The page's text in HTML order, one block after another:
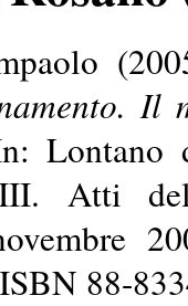
Il
Lontano
Atti del
88-